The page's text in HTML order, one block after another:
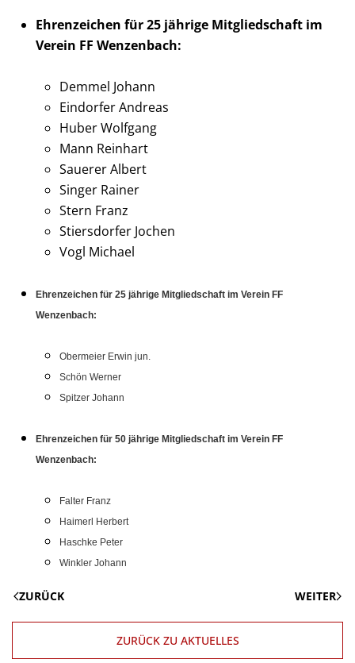
Ehrenzeichen für 25 jährige Mitgliedschaft im
Verein FF Wenzenbach:
Demmel Johann
Eindorfer Andreas
Huber Wolfgang
Mann Reinhart
Sauerer Albert
Singer Rainer
Stern Franz
Stiersdorfer Jochen
Vogl Michael
Ehrenzeichen für 25 jährige Mitgliedschaft im Verein FF
Wenzenbach:
Obermeier Erwin jun.
Schön Werner
Spitzer Johann
Ehrenzeichen für 50 jährige Mitgliedschaft im Verein FF
Wenzenbach:
Falter Franz
Haimerl Herbert
Haschke Peter
Winkler Johann
ZURÜCK WEITER
ZURÜCK ZU AKTUELLES